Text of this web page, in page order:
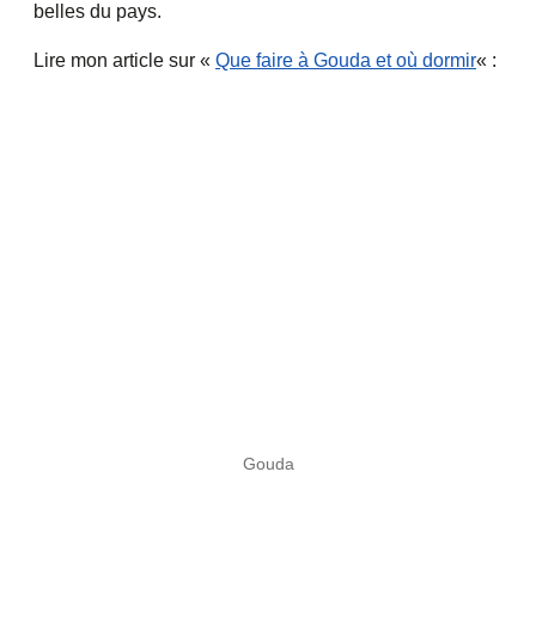
belles du pays.
Lire mon article sur « Que faire à Gouda et où dormir« :
Gouda